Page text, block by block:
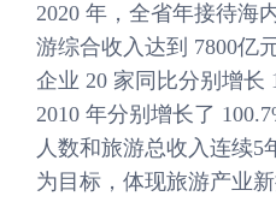
2020 年，全省年接待海
游综合收入达到 7800亿
企业 20 家同比分别增长
2010 年分别增长了
人数和旅游总收入连续5
为目标，体现旅游产业